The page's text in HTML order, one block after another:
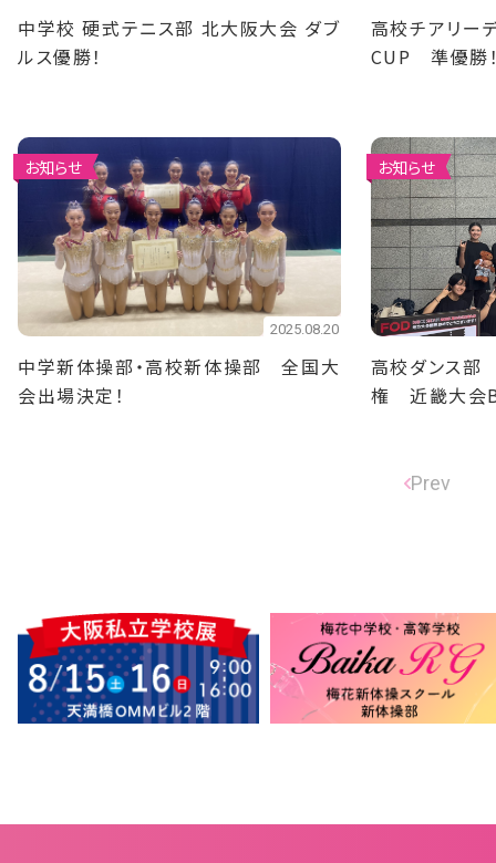
中学校 硬式テニス部 北大阪大会 ダブ
ルス優勝！
高校チアリー
CUP 準優勝
お知らせ
2025.08.20
中学新体操部・高校新体操部 全国大
会出場決定！
お知らせ
高校ダンス部
権 近畿大会
Prev